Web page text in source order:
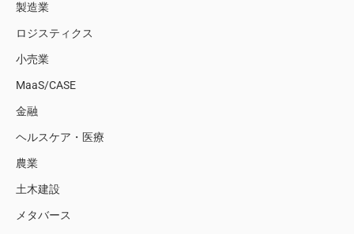
製造業
ロジスティクス
小売業
MaaS/CASE
金融
ヘルスケア・医療
農業
土木建設
メタバース